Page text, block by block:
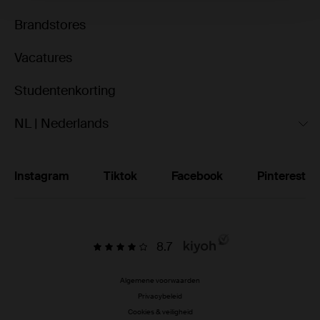
Brandstores
Vacatures
Studentenkorting
NL | Nederlands
Instagram Tiktok Facebook Pinterest
8.7
Algemene voorwaarden
Privacybeleid
Cookies & veiligheid